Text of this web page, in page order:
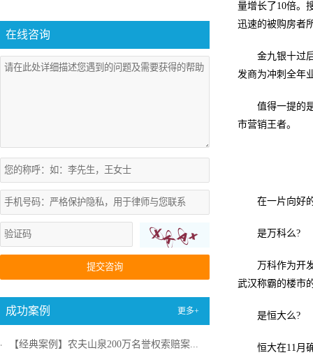
在线咨询
提交咨询
成功案例 更多+
【经典案例】农夫山泉200万名誉权索赔案...
量增长了10倍。
迅速的被购房者
金九银十过
发商为冲刺全年
值得一提的
市营销王者。
在一片向好
是万科么?
万科作为开
武汉称霸的楼市
是恒大么?
恒大在11月